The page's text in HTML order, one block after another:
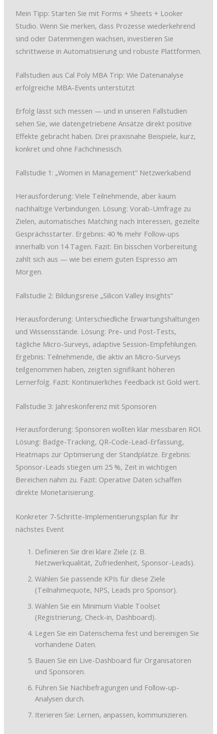
Mein Tipp: Starten Sie mit Forms + Sheets + Looker
Studio. Wenn Sie merken, dass Prozesse wiederkehrend
sind oder Datenmengen wachsen, investieren Sie
schrittweise in Automatisierung und robuste Plattformen.
Fallstudien aus Cal Poly MBA Trip: Wie Datenanalyse
erfolgreiche MBA-Events unterstützt
Erfolg lässt sich messen — und in unseren Fallstudien
sehen Sie, wie datengetriebene Ansätze direkt positive
Effekte gebracht haben. Drei praxisnahe Beispiele, kurz,
konkret und ohne Fachchinesisch.
Fallstudie 1: „Women in Management“ Netzwerkabend
Herausforderung: Viele Teilnehmende, aber kaum
nachhaltige Verbindungen. Lösung: Vorab-Umfrage zu
Zielen, automatisches Matching nach Interessen, gezielte
Gesprächsstarter. Ergebnis: 40 % mehr Follow-ups
innerhalb von 14 Tagen. Fazit: Ein bisschen Vorbereitung
zahlt sich aus — wie bei einem guten Espresso am
Morgen.
Fallstudie 2: Bildungsreise „Silicon Valley Insights“
Herausforderung: Unterschiedliche Erwartungshaltungen
und Wissensstände. Lösung: Pre- und Post-Tests,
tägliche Micro-Surveys, adaptive Session-Empfehlungen.
Ergebnis: Teilnehmende, die aktiv an Micro-Surveys
teilgenommen haben, zeigten signifikant höheren
Lernerfolg. Fazit: Kontinuierliches Feedback ist Gold wert.
Fallstudie 3: Jahreskonferenz mit Sponsoren
Herausforderung: Sponsoren wollten klar messbaren ROI.
Lösung: Badge-Tracking, QR-Code-Lead-Erfassung,
Heatmaps zur Optimierung der Standplätze. Ergebnis:
Sponsor-Leads stiegen um 25 %, Zeit in wichtigen
Bereichen nahm zu. Fazit: Operative Daten schaffen
direkte Monetarisierung.
Konkreter 7-Schritte-Implementierungsplan für Ihr
nächstes Event
Definieren Sie drei klare Ziele (z. B.
Netzwerkqualität, Zufriedenheit, Sponsor-Leads).
Wählen Sie passende KPIs für diese Ziele
(Teilnahmequote, NPS, Leads pro Sponsor).
Wählen Sie ein Minimum Viable Toolset
(Registrierung, Check-in, Dashboard).
Legen Sie ein Datenschema fest und bereinigen Sie
vorhandene Daten.
Bauen Sie ein Live-Dashboard für Organisatoren
und Sponsoren.
Führen Sie Nachbefragungen und Follow-up-
Analysen durch.
Iterieren Sie: Lernen, anpassen, kommunizieren.